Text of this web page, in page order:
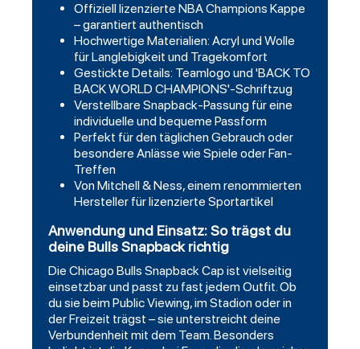
Offiziell lizenzierte NBA Champions Kappe
– garantiert authentisch
Hochwertige Materialien: Acryl und Wolle
für Langlebigkeit und Tragekomfort
Gestickte Details: Teamlogo und 'BACK TO
BACK WORLD CHAMPIONS'-Schriftzug
Verstellbare Snapback-Passung für eine
individuelle und bequeme Passform
Perfekt für den täglichen Gebrauch oder
besondere Anlässe wie Spiele oder Fan-
Treffen
Von Mitchell & Ness, einem renommierten
Hersteller für lizenzierte Sportartikel
Anwendung und Einsatz: So trägst du
deine Bulls Snapback richtig
Die Chicago Bulls Snapback Cap ist vielseitig
einsetzbar und passt zu fast jedem Outfit. Ob
du sie beim Public Viewing, im Stadion oder in
der Freizeit trägst – sie unterstreicht deine
Verbundenheit mit dem Team. Besonders